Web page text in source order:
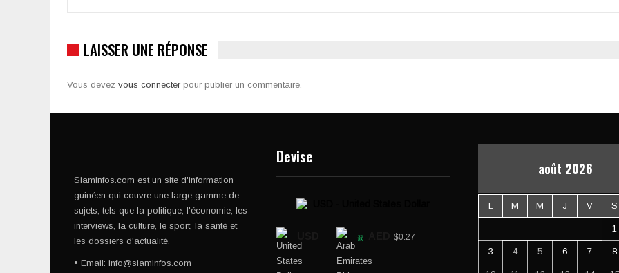
LAISSER UNE RÉPONSE
Vous devez vous connecter pour publier un commentaire.
Siaminfos.com est un site d'information
guinéen qui couvre une large gamme de
sujets, tels que la politique, l'économie, les
interviews, la culture, le sport, la santé et
les dossiers d'actualité.
• Email: info@siaminfos.com
Devise
$0.27
août 2026
L M M J V S
1
3 4 5 6 7 8